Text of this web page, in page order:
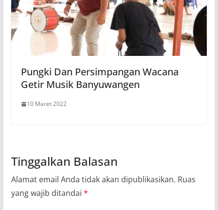
Pungki Dan Persimpangan Wacana
Getir Musik Banyuwangen
10 Maret 2022
Tinggalkan Balasan
Alamat email Anda tidak akan dipublikasikan. Ruas
yang wajib ditandai *